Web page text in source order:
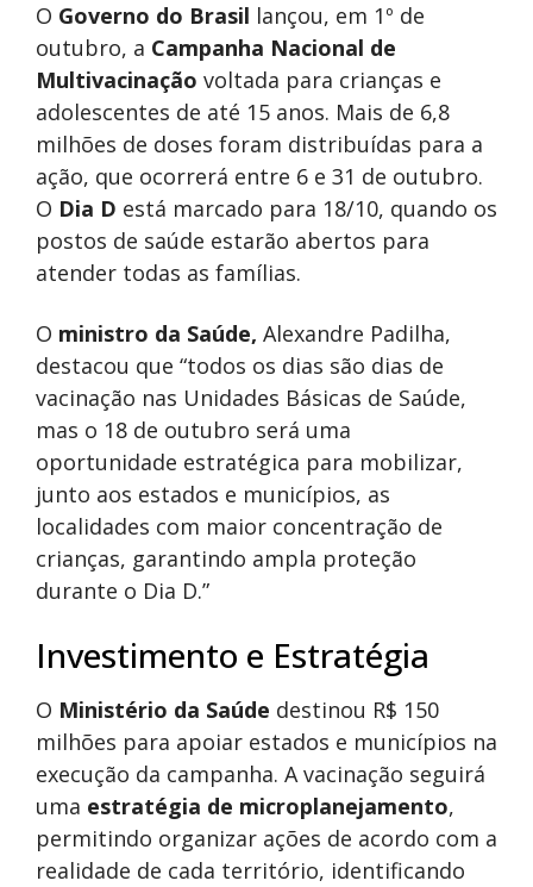
O Governo do Brasil lançou, em 1º de
outubro, a Campanha Nacional de
Multivacinação voltada para crianças e
adolescentes de até 15 anos. Mais de 6,8
milhões de doses foram distribuídas para a
ação, que ocorrerá entre 6 e 31 de outubro.
O Dia D está marcado para 18/10, quando os
postos de saúde estarão abertos para
atender todas as famílias.
O ministro da Saúde, Alexandre Padilha,
destacou que “todos os dias são dias de
vacinação nas Unidades Básicas de Saúde,
mas o 18 de outubro será uma
oportunidade estratégica para mobilizar,
junto aos estados e municípios, as
localidades com maior concentração de
crianças, garantindo ampla proteção
durante o Dia D.”
Investimento e Estratégia
O Ministério da Saúde destinou R$ 150
milhões para apoiar estados e municípios na
execução da campanha. A vacinação seguirá
uma estratégia de microplanejamento,
permitindo organizar ações de acordo com a
realidade de cada território, identificando